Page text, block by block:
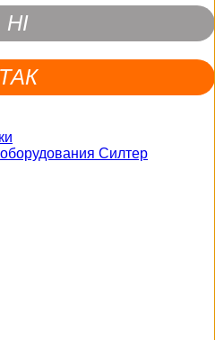
НІ
ТАК
Силтер